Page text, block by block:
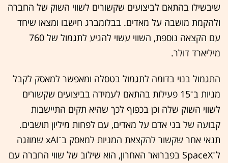
שיבשילו בהתאם לביצועים שקשורים לשווי השוק של החברה
ולהקמת מושבה על מאדים. בבלומברג חישבו ומצאו שיחד
עם הקצאה נוספת, השווי עשוי להגיע לתגמול של 760
מיליארד דולר.
התגמול בנוי בדומה לתגמול בטסלה ומאפשר למאסק לקבל
מניות ב־15 פעילות בהתאם לעמידה בביצועים שקשורים
לשווי השוק שלה וכן בכפוף לכך שהיא תקים התיישבות
קבועה של בני אדם על מאדים, עם לפחות מיליון תושבים.
תנאי אחר שקשור להקצאת המניות למאסק ב־xAI שמוזגה
ל־SpaceX בפברואר האחרון, הוא שילוב של שווי החברה עם